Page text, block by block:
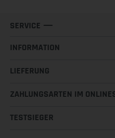
SERVICE
INFORMATION
LIEFERUNG
ZAHLUNGSARTEN IM
TESTSIEGER